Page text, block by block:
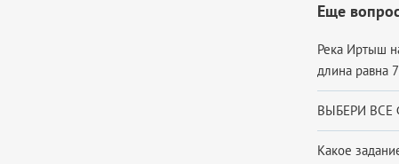
Еще
Река Иртыш
длина равна
ВЫБЕРИ ВСЕ
Какое